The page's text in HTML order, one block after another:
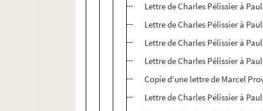
Lettre de Charles Pélissier à
Lettre de Charles Pélissier à
Lettre de Charles Pélissier à
Lettre de Charles Pélissier à
Copie d'une lettre de Marcel
Lettre de Charles Pélissier à